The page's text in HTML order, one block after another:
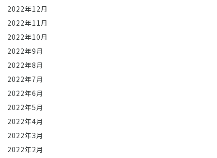
2022年12月
2022年11月
2022年10月
2022年9月
2022年8月
2022年7月
2022年6月
2022年5月
2022年4月
2022年3月
2022年2月